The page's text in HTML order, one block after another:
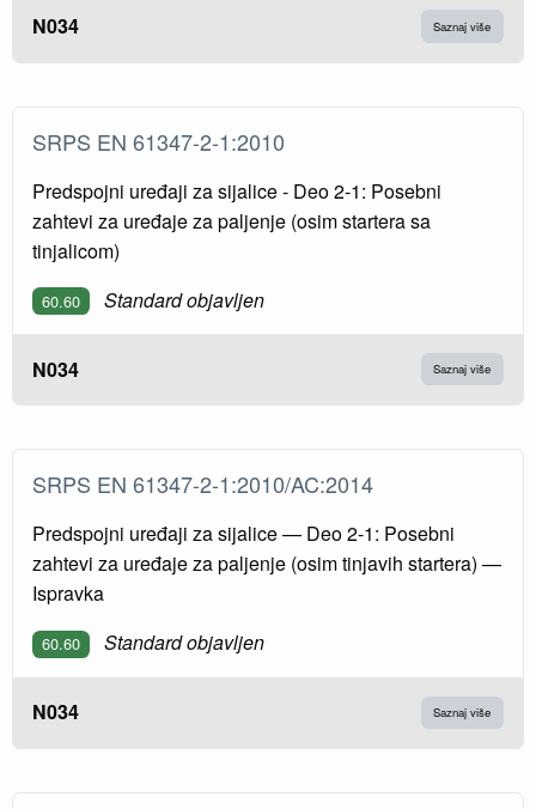
N034 Saznaj više
SRPS EN 61347-2-1:2010
Predspojni uređaji za sijalice - Deo 2-1: Posebni
zahtevi za uređaje za paljenje (osim startera sa
tinjalicom)
60.60 Standard objavljen
N034 Saznaj više
SRPS EN 61347-2-1:2010/AC:2014
Predspojni uređaji za sijalice — Deo 2-1: Posebni
zahtevi za uređaje za paljenje (osim tinjavih startera) —
Ispravka
60.60 Standard objavljen
N034 Saznaj više